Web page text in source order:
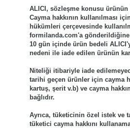
ALICI, sözleşme konusu
Cayma hakkının kullanılması
hükümleri çerçevesinde
formilanda.com'a gönderildiğine
10 gün içinde ürün bedeli
nedeni ile iade edilen ürünün
Niteliği itibariyle iade
tarihi geçen ürünler için cayma
kartuş, şerit v.b) ve cayma
bağlıdır.
Ayrıca, tüketicinin özel istek ve
tüketici cayma hakkını